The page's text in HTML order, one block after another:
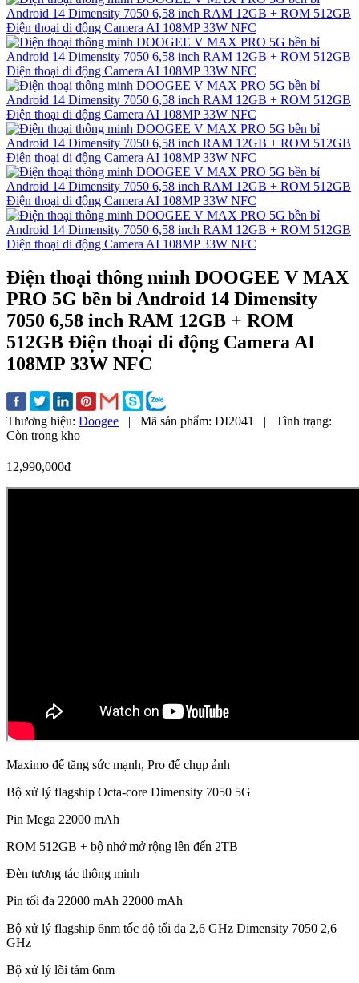
Điện thoại thông minh DOOGEE V MAX
PRO 5G bền bỉ Android 14 Dimensity
7050 6,58 inch RAM 12GB + ROM
512GB Điện thoại di động Camera AI
108MP 33W NFC
Thương hiệu: Doogee | Mã sản phẩm: DI2041 |
Tình trạng:
Còn trong kho
12,990,000đ
Maximo để tăng sức mạnh, Pro để chụp ảnh
Bộ xử lý flagship Octa-core Dimensity 7050 5G
Pin Mega 22000 mAh
ROM 512GB + bộ nhớ mở rộng lên đến 2TB
Đèn tương tác thông minh
Pin tối đa 22000 mAh 22000 mAh
Bộ xử lý flagship 6nm tốc độ tối đa 2,6 GHz Dimensity 7050 2,6
GHz
Bộ xử lý lõi tám 6nm